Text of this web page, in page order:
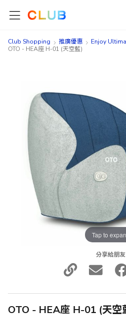
Club Shopping 推廣優惠
Enjoy
OTO - HEA座 H-01 (天空藍)
images
beginning
images
Tap to
分享給朋友
OTO - HEA座 H-01 (天空